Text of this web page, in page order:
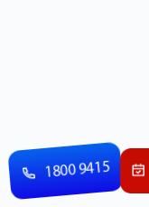
1800 9415